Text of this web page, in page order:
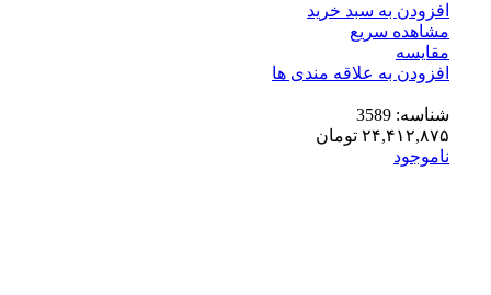
افزودن به سبد خرید
مشاهده سریع
مقایسه
افزودن به علاقه مندی ها
شناسه: 3589
۲۴,۴۱۲,۸۷۵ تومان
ناموجود